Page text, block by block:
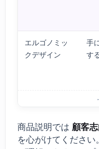
エルゴノミッ
クデザイン
手
す
商品説明では 顧客
を心がけてくださ